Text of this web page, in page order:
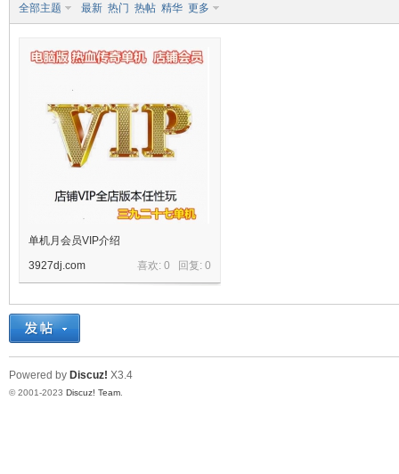
十
全部主题 最新 热门 热帖 精华 更多
单机月会员VIP介绍
喜欢: 0 回复: 0
3927dj.com
Powered by Discuz! X3.4
© 2001-2023 Discuz! Team.